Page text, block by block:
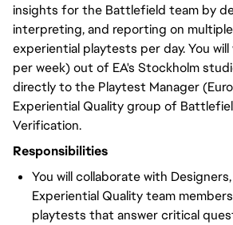
insights for the Battlefield team by
interpreting, and reporting on
experiential playtests per day. You
per week) out of EA's Stockholm
directly to the Playtest Manager
Experiential Quality group of
Verification.
Responsibilities
You will collaborate with
Experiential Quality team
playtests that answer critical